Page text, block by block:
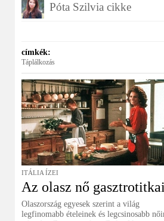
Póta Szilvia cikke
címkék:
Táplálkozás
ITÁLIA ÍZEI
Az olasz nő gasztrotitkai
Olaszország egyesek szerint a világ
legfinomabb ételeinek és legcsinosabb